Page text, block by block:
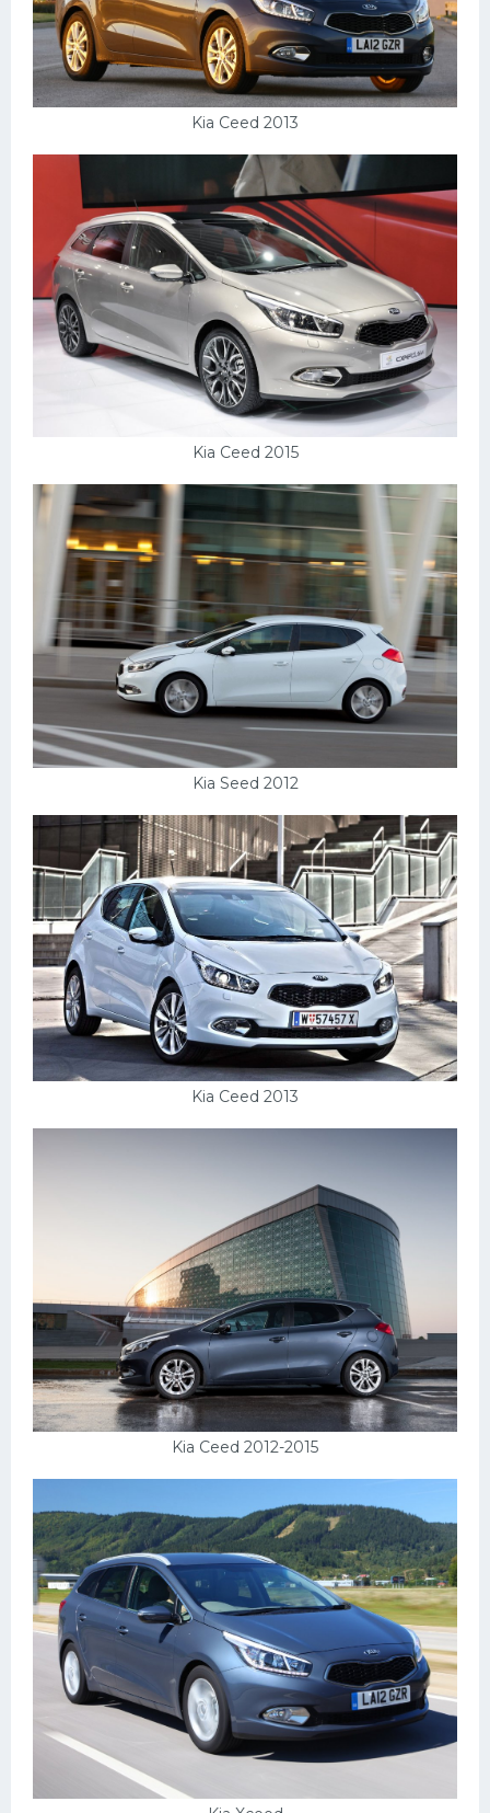
Kia Ceed 2013
Kia Ceed 2015
Kia Seed 2012
Kia Ceed 2013
Kia Ceed 2012-2015
Прогулочные суда
Хендай
Лимузины
Автобусы
Хонда
Грузовики
Шевроле
УАЗ
Поезда
Мотоциклы
Ямаха
Додж
Ява
Эмблемы
Спецтехника